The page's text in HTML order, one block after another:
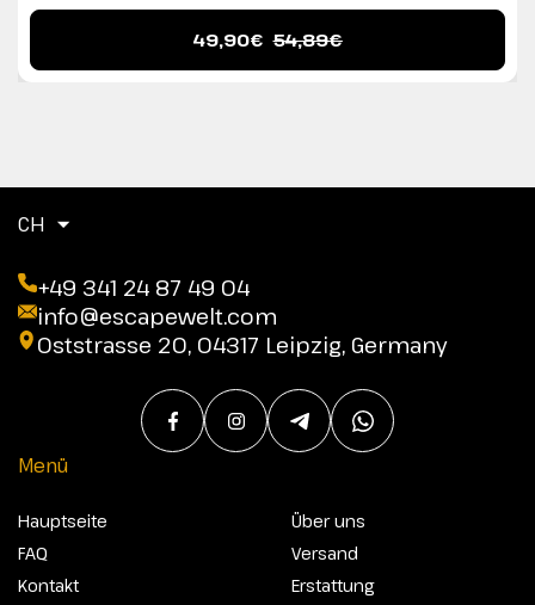
49,90€ 54,89€
CH
+49 341 24 87 49 04
info@escapewelt.com
Oststrasse 20, 04317 Leipzig, Germany
Menü
Hauptseite
FAQ
Kontakt
Über uns
Versand
Erstattung